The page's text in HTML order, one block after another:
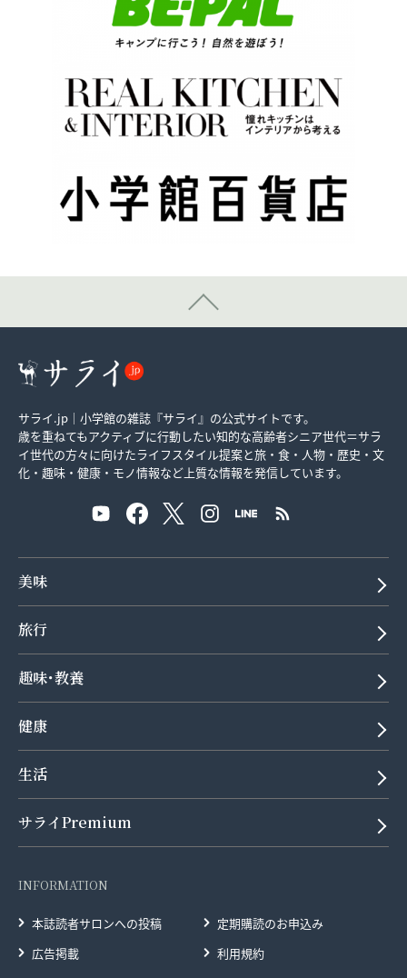
サライ.jp｜小学館の雑誌『サライ』の公式サイトです。
歳を重ねてもアクティブに行動したい知的な高齢者シニア世代＝サラ
イ世代の方々に向けたライフスタイル提案と旅・食・人物・歴史・文
化・趣味・健康・モノ情報など上質な情報を発信しています。
美味
旅行
趣味･教養
健康
生活
サライPremium
INFORMATION
本誌読者サロンへの投稿
定期購読のお申込み
広告掲載
利用規約